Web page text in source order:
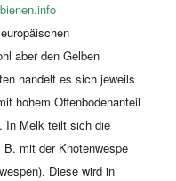
aber den Gelben
handelt es sich jeweils
hohem Offenbodenanteil
In Melk teilt sich die
mit der Knotenwespe
Diese wird in